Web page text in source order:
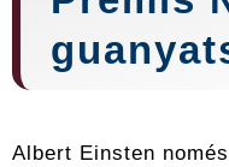
Albert Einsten